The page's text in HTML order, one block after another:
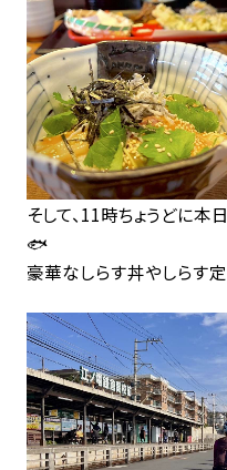
そして、11時ちょうどに本
🐟
豪華なしらす丼やしらす